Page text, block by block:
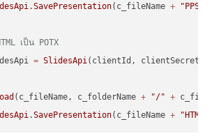
.SavePresentation(c_fileName + "PPS"
เป็น POTX
= SlidesApi(clientId, clientSecret);
(c_fileName, c_folderName + "/" +
.SavePresentation(c_fileName + "HTML"